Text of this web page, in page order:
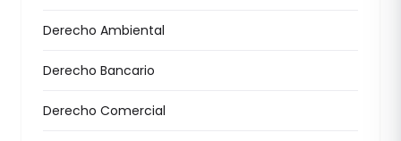
Derecho Ambiental
Derecho Bancario
Derecho Comercial